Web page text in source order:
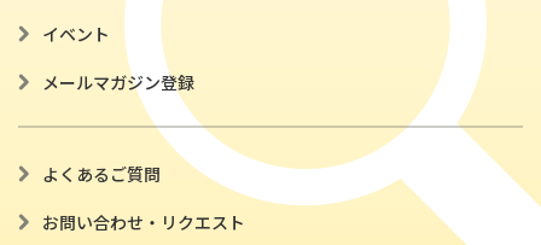
イベント
メールマガジン登録
よくあるご質問
お問い合わせ・リクエスト